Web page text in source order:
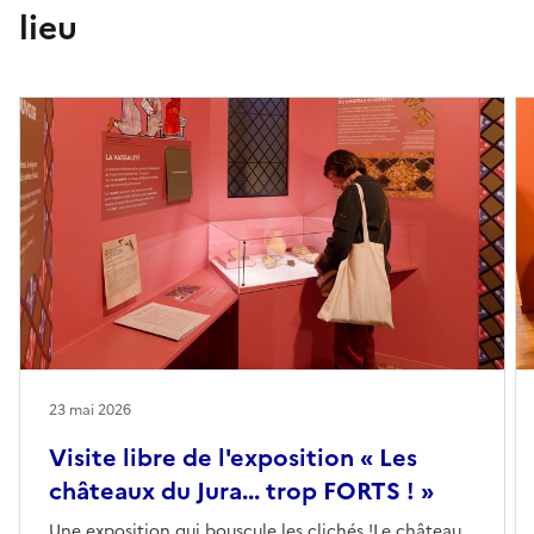
lieu
Visite libre de l'exposition « Les
châteaux du Jura... trop FORTS ! »
23 mai 2026